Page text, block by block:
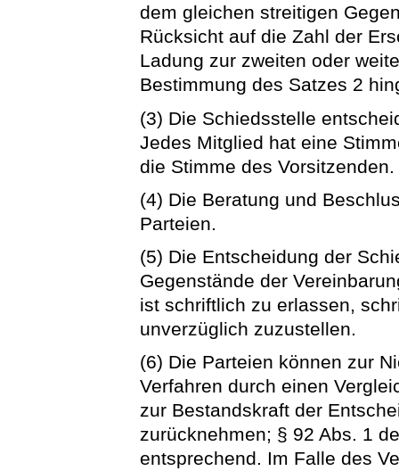
dem gleichen streitigen
Rücksicht auf die Zahl der
Ladung zur zweiten oder
Bestimmung des Satzes 2
(3) Die Schiedsstelle
Jedes Mitglied hat eine
die Stimme des
(4) Die Beratung und
Parteien.
(5) Die Entscheidung der
Gegenstände der
ist schriftlich zu erlassen,
unverzüglich zuzustellen.
(6) Die Parteien können zur
Verfahren durch einen
zur Bestandskraft der
zurücknehmen; § 92 Abs. 1
entsprechend. Im Falle des